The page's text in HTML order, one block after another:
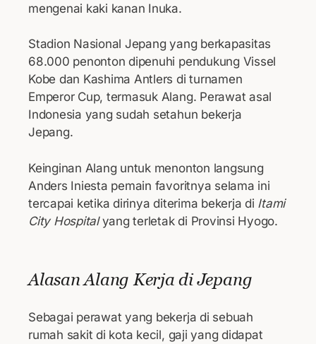
mengenai kaki kanan Inuka.
Stadion Nasional Jepang yang berkapasitas
68.000 penonton dipenuhi pendukung Vissel
Kobe dan Kashima Antlers di turnamen
Emperor Cup, termasuk Alang. Perawat asal
Indonesia yang sudah setahun bekerja
Jepang.
Keinginan Alang untuk menonton langsung
Anders Iniesta pemain favoritnya selama ini
tercapai ketika dirinya diterima bekerja di Itami
City Hospitalyang terletak di Provinsi Hyogo.
Alasan Alang Kerja di Jepang
Sebagai perawat yang bekerja di sebuah
rumah sakit di kota kecil, gaji yang didapat